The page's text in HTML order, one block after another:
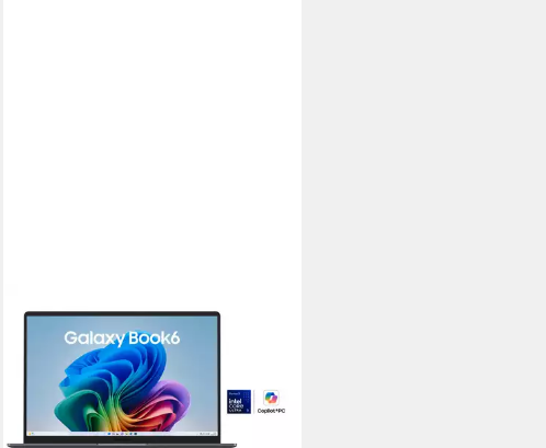
SAMSUNG
Galaxy Book6 NP740V Notebook
Bildschirmdiagonale
Intel Core Ultra 5 Prozessor
Arbeitsspeicher
1.175,11 €